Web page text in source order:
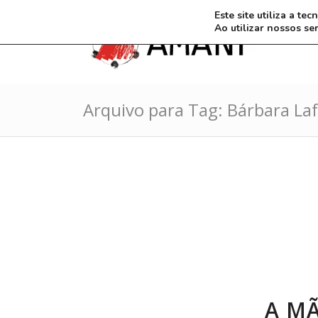
Arquivo para Tag: Bárbara
A
Este site utiliza a
Ao utilizar nossos